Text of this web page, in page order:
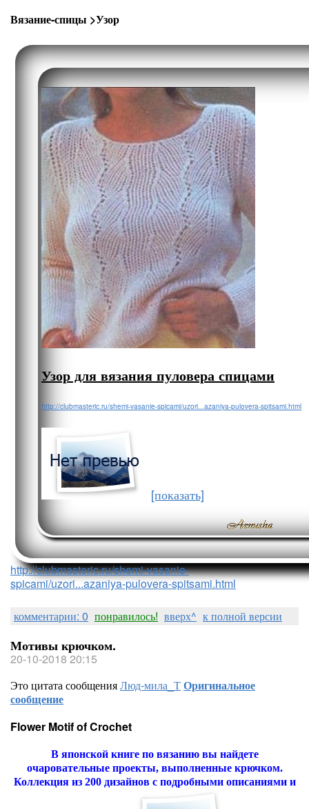
Вязание-спицы >Узор
Узор для вязания пуловера спицами
http://clubmasteric.ru/shemi-vasanie-spicami/uzori...azaniya-pulovera-spitsami.html
[показать]
http://clubmasteric.ru/shemi-vasanie-
spicami/uzori...azaniya-pulovera-spitsami.html
комментарии: 0 понравилось! вверх^ к полной версии
Мотивы крючком.
20-10-2018 20:15
Это цитата сообщенияЛюд-мила_ТОригинальное
сообщение
Flower Motif of Crochet
В японской книге по вязанию вы найдете
очаровательные проекты, выполненные крючком.
Коллекция из 200 дизайнов с подробными описаниями и